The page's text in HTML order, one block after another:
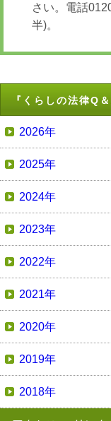
さい。電話
半)。
『くらしの法律Q＆
2026年
2025年
2024年
2023年
2022年
2021年
2020年
2019年
2018年